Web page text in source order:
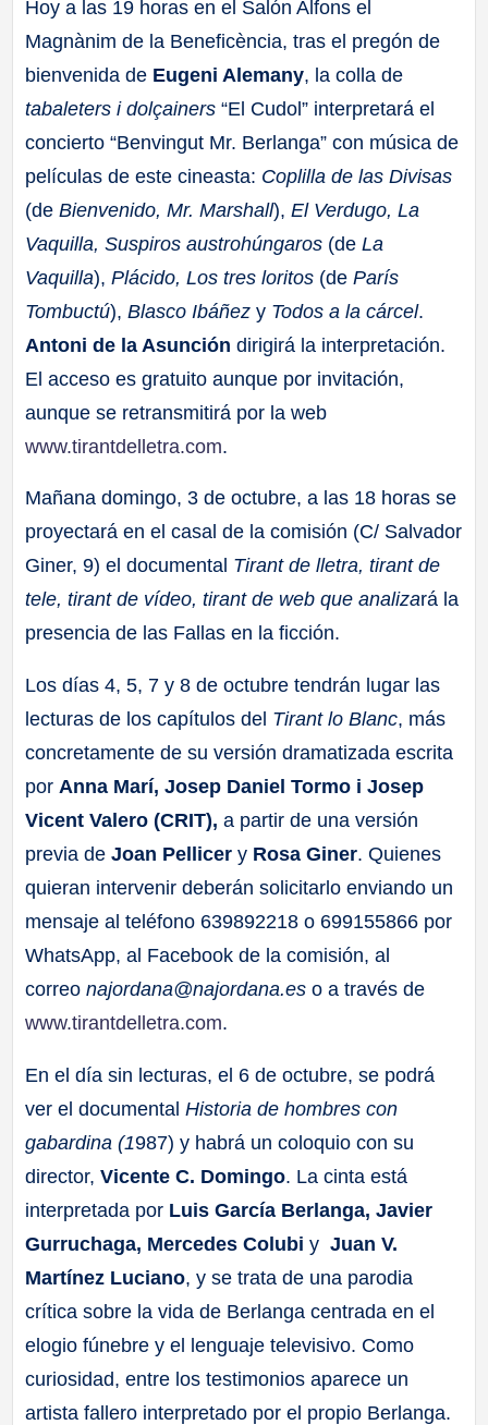
Hoy a las 19 horas en el Salón Alfons el
Magnànim de la Beneficència, tras el pregón de
bienvenida de Eugeni Alemany, la colla de
tabaleters i dolçainers “El Cudol” interpretará el
concierto “Benvingut Mr. Berlanga” con música de
películas de este cineasta: Coplilla de las Divisas
(deBienvenido, Mr. Marshall),El Verdugo, La
Vaquilla, Suspiros austrohúngaros (deLa
Vaquilla),Plácido, Los tres loritos (deParís
Tombuctú),Blasco Ibáñezy Todos a la cárcel.
Antoni de la Asunción dirigirá la interpretación.
El acceso es gratuito aunque por invitación,
aunque se retransmitirá por la web
www.tirantdelletra.com.
Mañana domingo, 3 de octubre, a las 18 horas se
proyectará en el casal de la comisión (C/ Salvador
Giner, 9) el documental Tirant de lletra, tirant de
tele, tirant de vídeo, tirant de web que analizará la
presencia de las Fallas en la ficción.
Los días 4, 5, 7 y 8 de octubre tendrán lugar las
lecturas de los capítulos del Tirant lo Blanc, más
concretamente de su versión dramatizada escrita
porAnna Marí, Josep Daniel Tormo i Josep
Vicent Valero (CRIT), a partir de una versión
previa deJoan Pellicer y Rosa Giner. Quienes
quieran intervenir deberán solicitarlo enviando un
mensaje al teléfono 639892218 o 699155866 por
WhatsApp, al Facebook de la comisión, al
correonajordana@najordana.es o a través de
www.tirantdelletra.com.
En el día sin lecturas, el 6 de octubre, se podrá
ver el documentalHistoria de hombres con
gabardina (1987) y habrá un coloquio con su
director,Vicente C. Domingo. La cinta está
interpretada por Luis García Berlanga, Javier
Gurruchaga, Mercedes ColubiyJuan V.
Martínez Luciano, y se trata de una parodia
crítica sobre la vida de Berlanga centrada en el
elogio fúnebre y el lenguaje televisivo. Como
curiosidad, entre los testimonios aparece un
artista fallero interpretado por el propio Berlanga.